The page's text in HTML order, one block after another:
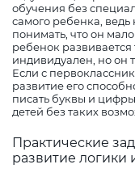
обучения без
самого ребенка, ведь
понимать, что он
ребенок развивается
индивидуален, но он
Если с
развитие его
писать буквы и
детей без таких
Практические
развитие логики